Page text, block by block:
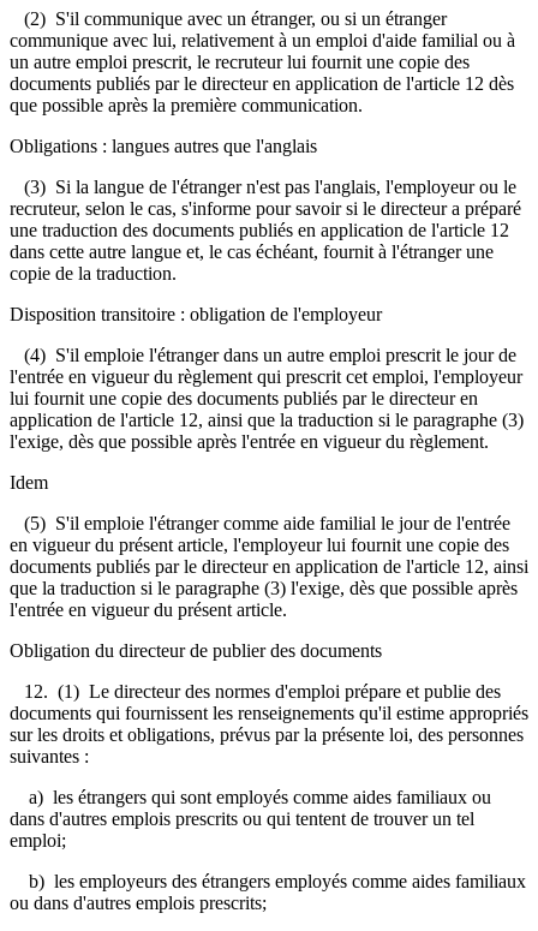
(2) S'il communique avec un étranger, ou si un étranger
communique avec lui, relativement à un emploi d'aide familial ou à
un autre emploi prescrit, le recruteur lui fournit une copie des
documents publiés par le directeur en application de l'article 12 dès
que possible après la première communication.
Obligations : langues autres que l'anglais
(3) Si la langue de l'étranger n'est pas l'anglais, l'employeur ou le
recruteur, selon le cas, s'informe pour savoir si le directeur a préparé
une traduction des documents publiés en application de l'article 12
dans cette autre langue et, le cas échéant, fournit à l'étranger une
copie de la traduction.
Disposition transitoire : obligation de l'employeur
(4) S'il emploie l'étranger dans un autre emploi prescrit le jour de
l'entrée en vigueur du règlement qui prescrit cet emploi, l'employeur
lui fournit une copie des documents publiés par le directeur en
application de l'article 12, ainsi que la traduction si le paragraphe (3)
l'exige, dès que possible après l'entrée en vigueur du règlement.
Idem
(5) S'il emploie l'étranger comme aide familial le jour de l'entrée
en vigueur du présent article, l'employeur lui fournit une copie des
documents publiés par le directeur en application de l'article 12, ainsi
que la traduction si le paragraphe (3) l'exige, dès que possible après
l'entrée en vigueur du présent article.
Obligation du directeur de publier des documents
12. (1) Le directeur des normes d'emploi prépare et publie des
documents qui fournissent les renseignements qu'il estime appropriés
sur les droits et obligations, prévus par la présente loi, des personnes
suivantes :
a) les étrangers qui sont employés comme aides familiaux ou
dans d'autres emplois prescrits ou qui tentent de trouver un tel
emploi;
b) les employeurs des étrangers employés comme aides familiaux
ou dans d'autres emplois prescrits;